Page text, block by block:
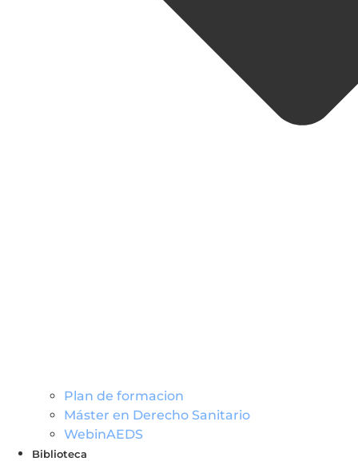
Plan de formacion
Máster en Derecho Sanitario
WebinAEDS
Biblioteca